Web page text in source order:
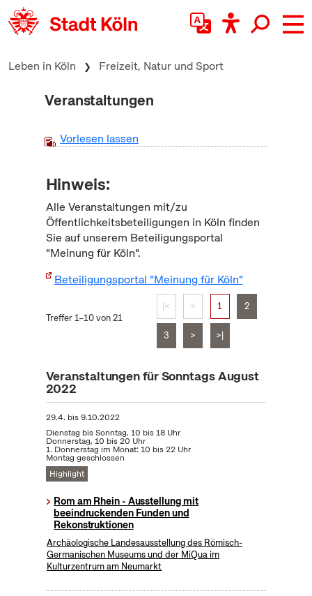
zum Inhalt springen
Leben in Köln Freizeit, Natur und Sport
Veranstaltungen
Vorlesen lassen
Hinweis:
Alle Veranstaltungen mit/zu
Öffentlichkeitsbeteiligungen in Köln finden
Sie auf unserem Beteiligungsportal
"Meinung für Köln".
Beteiligungsportal "Meinung für Köln"
Treffer 1–10 von 21
|< < 1 2
3 > >|
Veranstaltungen für Sonntags August
2022
29.4. bis9.10.2022
Dienstag bis Sonntag, 10 bis 18 Uhr
Donnerstag, 10 bis 20 Uhr
1. Donnerstag im Monat: 10 bis 22 Uhr
Montag geschlossen
Highlight
Rom am Rhein - Ausstellung mit
beeindruckenden Funden und
Rekonstruktionen
Archäologische Landesausstellung des Römisch-
Germanischen Museums und der MiQua im
Kulturzentrum am Neumarkt